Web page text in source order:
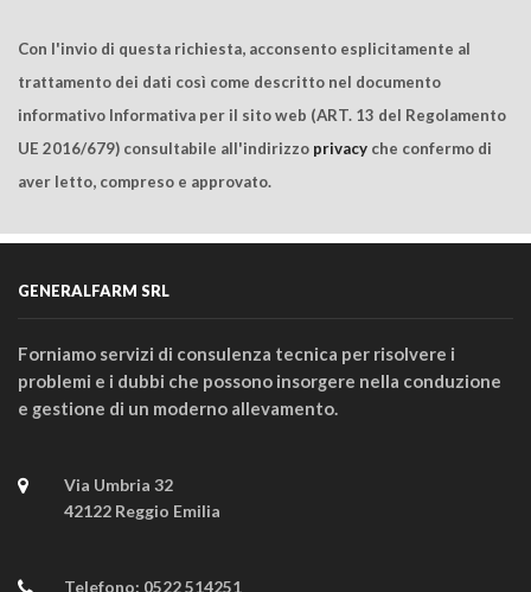
Con l'invio di questa richiesta, acconsento esplicitamente al
trattamento dei dati così come descritto nel documento
informativo Informativa per il sito web (ART. 13 del Regolamento
UE 2016/679) consultabile all'indirizzo privacy che confermo di
aver letto, compreso e approvato.
GENERALFARM SRL
Forniamo servizi di consulenza tecnica per risolvere i
problemi e i dubbi che possono insorgere nella conduzione
e gestione di un moderno allevamento.
Via Umbria 32
42122 Reggio Emilia
Telefono: 0522 514251